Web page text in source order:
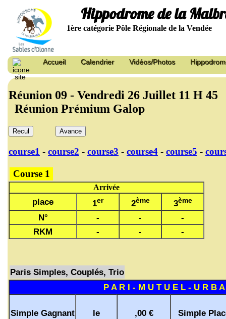
Hippodrome de la
1ère catégorie Pôle Régionale de la Vendée
Accueil Calendrier Vidéos/Photos
Réunion 09 - Vendredi 26 Juillet 11 H
Réunion Prémium Galop
Recul Avance
course1 - course2 - course3 - course4 - course5 -
Course 1
Arrivée
place 1er 2ème 3ème
N° - -
-
RKM
- - -
Paris Simples, Couplés, Trio
P A R I - M U T U E L - U R B
Simple Gagnant le ,00 € Simple